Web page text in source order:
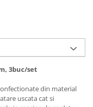
3buc/set
din material
uscata cat si